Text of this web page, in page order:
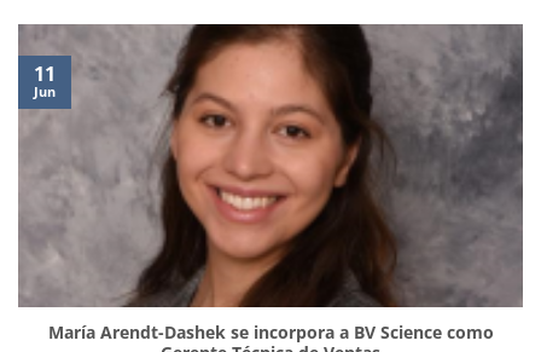
María Arendt-Dashek se incorpora a BV Science como
11
Jun